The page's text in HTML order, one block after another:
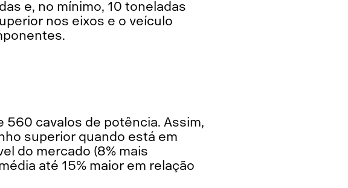
nos eixos e o veículo
superior quando está em
do mercado (8% mais
até 15% maior em relação